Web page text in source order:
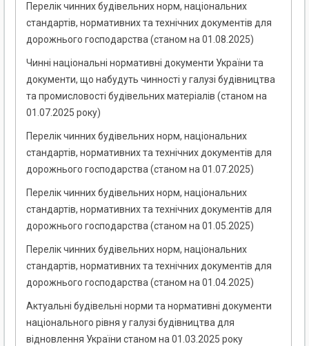
Перелік чинних будівельних норм, національних
стандартів, нормативних та технічних документів для
дорожнього господарства (станом на 01.08.2025)
Чинні національні нормативні документи України та
документи, що набудуть чинності у галузі будівництва
та промисловості будівельних матеріалів (станом на
01.07.2025 року)
Перелік чинних будівельних норм, національних
стандартів, нормативних та технічних документів для
дорожнього господарства (станом на 01.07.2025)
Перелік чинних будівельних норм, національних
стандартів, нормативних та технічних документів для
дорожнього господарства (станом на 01.05.2025)
Перелік чинних будівельних норм, національних
стандартів, нормативних та технічних документів для
дорожнього господарства (станом на 01.04.2025)
Актуальні будівельні норми та нормативні документи
національного рівня у галузі будівництва для
відновлення України станом на 01.03.2025 року